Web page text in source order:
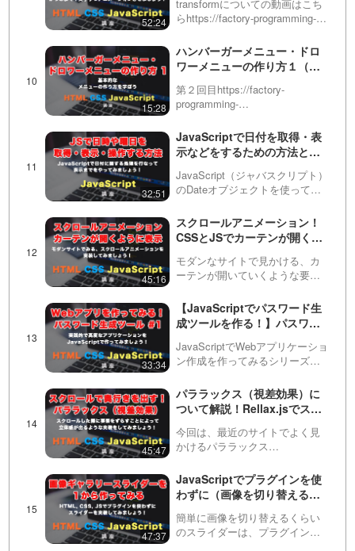
いローディン…
52:24
かっこいいCSSアニメーショ
ンを実装できるようになりま
transformについての動画はこち
らhttps://factory-programming-
文字ずつアニメーションで動か
す方法を紹介します。最近はア
ニメ…
15:28
ハンバーガーメニュー・ドロ
ワーメニューの作り方１（全
第２回目https://factory-
programming-
３回目https://factory-
programming-mv.com/vid…
32:51
JavaScriptで日付を取得・表
示などをするための方法とあ
をする方法
JavaScript（ジャバスクリプト）
のDateオブジェクトを使って、
表示してみましょう！基本が分
かったら、明日の今の日時を表
示したり、ある日付までのカウ
ントダウン日を…
45:16
スクロールアニメーション！
CSSとJSでカーテンが開くよ
モダンなサイトで見かける、カ
ーテンが開いていくような要素
解説しています。CSSと
JavaScriptをうまく組み合わせる
ことによって実現できますが、
少々難しい部分もあるの…
33:34
【JavaScriptでパスワード生
成ツールを作る！】パスワー
ってみましょう！ まずはファ
イルの作成や簡単なパスワー
JavaScriptでWebアプリケーショ
ン作成を作ってみるシリーズの
をおこないながら、実際にアプ
リケーションを作っていきま
す。実践的なツールを作ること
でJavaScri…
45:47
パララックス（視差効果）に
ついて解説！Rellax.jsでスク
かけて、奥行きのある演出を
してみましょう！
今回は、最近のサイトでよく見
かけるパララックス
法について解説しています。自
前で実装するのは難しいため、
Rellax.js（リラックス）という
jQuery（ジェイ…
47:37
JavaScriptでプラグインを使
わずに（画像を切り替える）
う！
簡単に画像を切り替えるくらい
のスライダーは、プラグインの